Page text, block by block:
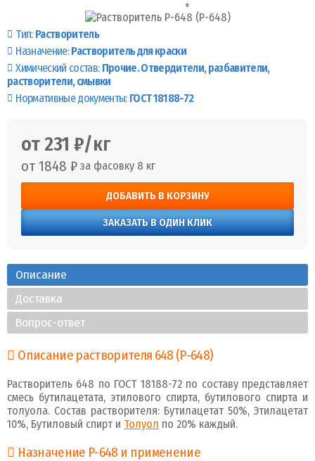
Тип: Растворитель
Назначение:Растворитель для краски
Химический состав: Прочие. Отвердители, разбавители,
растворители, смывки
Нормативные документы: ГОСТ 18188-72
от 231 ₽/кг
от 1848 ₽ за фасовку 8 кг
ДОБАВИТЬ В КОРЗИНУ
ЗАКАЗАТЬ В ОДИН КЛИК
Описание
Доставка
Вопрос-ответ
Описание растворителя 648 (Р-648)
Растворитель 648 по ГОСТ 18188-72 по составу представляет
смесь бутилацетата, этилового спирта, бутилового спирта и
толуола. Состав растворителя: Бутилацетат 50%, Этилацетат
10%, Бутиловый спирт и Толуол по 20% каждый.
Назначение Р-648 и применение